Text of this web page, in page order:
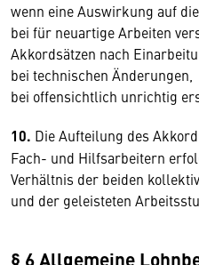
wenn eine Auswirkung auf
bei für neuartige Arbeiten
Akkordsätzen nach
bei technischen Änderungen,
bei offensichtlich unrichtig
10. Die Aufteilung des
Fach- und Hilfsarbeitern
Verhältnis der beiden
und der geleisteten
§ 6 Allgemeine